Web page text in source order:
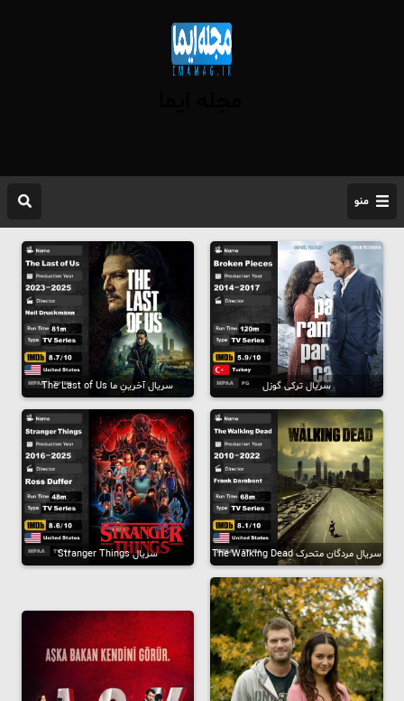
منو
سریال ترکی گوزل سریال آخرینِ ما The Last of Us
سریال مردگان متحرک The Walking Dead سریال Stranger Things